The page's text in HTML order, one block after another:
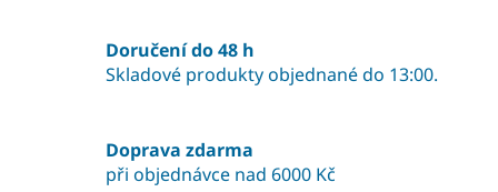
Doručení do 48 h
Skladové produkty objednané do 13:00.
Doprava zdarma
při objednávce nad 6000 Kč